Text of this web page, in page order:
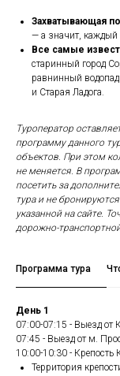
Захватывающая
— а значит, каждый
Все самые
старинный город
равнинный водопад
и Старая Ладога.
Туроператор
программу данного
объектов. При этом
не меняется. В
посетить за
тура и не
указанной на сайте.
дорожно-
Программа тура
День 1
07:00-07:15 - Выезд от
07:45 - Выезд от м.
10:00-10:30 - Крепость
Территория